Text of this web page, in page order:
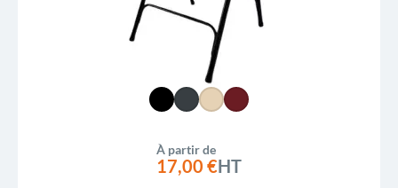
À partir de
17,00 €HT